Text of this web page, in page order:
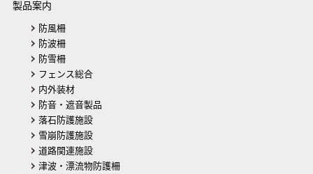
製品案内
防風柵
防波柵
防雪柵
フェンス総合
内外装材
防音・遮音製品
落石防護施設
雪崩防護施設
道路関連施設
津波・漂流物防護柵